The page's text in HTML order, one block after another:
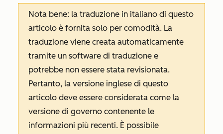
Nota bene: la traduzione in italiano di questo
articolo è fornita solo per comodità. La
traduzione viene creata automaticamente
tramite un software di traduzione e
potrebbe non essere stata revisionata.
Pertanto, la versione inglese di questo
articolo deve essere considerata come la
versione di governo contenente le
informazioni più recenti. È possibile